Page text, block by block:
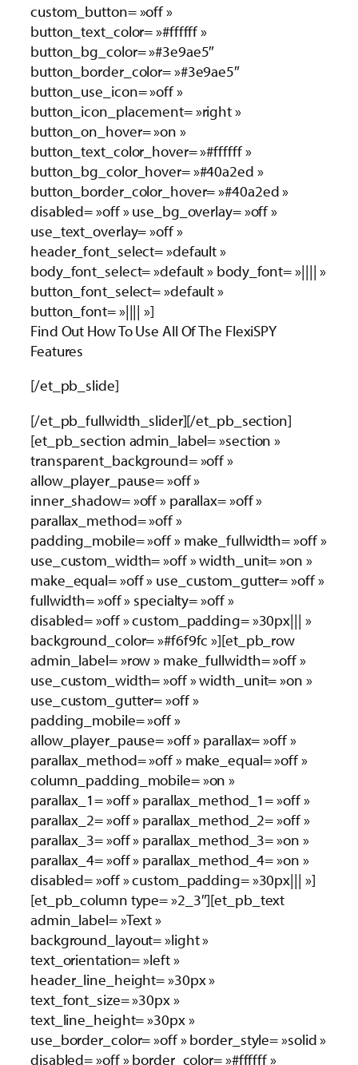
custom_button= »off »
button_text_color= »#ffffff »
button_bg_color= »#3e9ae5″
button_border_color= »#3e9ae5″
button_use_icon= »off »
button_icon_placement= »right »
button_on_hover= »on »
button_text_color_hover= »#ffffff »
button_bg_color_hover= »#40a2ed »
button_border_color_hover= »#40a2ed »
disabled= »off » use_bg_overlay= »off »
use_text_overlay= »off »
header_font_select= »default »
body_font_select= »default » body_font= »|||| »
button_font_select= »default »
button_font= »|||| »]
Find Out How To Use All Of The FlexiSPY
Features
[/et_pb_slide]
[/et_pb_fullwidth_slider][/et_pb_section]
[et_pb_section admin_label= »section »
transparent_background= »off »
allow_player_pause= »off »
inner_shadow= »off » parallax= »off »
parallax_method= »off »
padding_mobile= »off » make_fullwidth= »off »
use_custom_width= »off » width_unit= »on »
make_equal= »off » use_custom_gutter= »off »
fullwidth= »off » specialty= »off »
disabled= »off » custom_padding= »30px||| »
background_color= »#f6f9fc »][et_pb_row
admin_label= »row » make_fullwidth= »off »
use_custom_width= »off » width_unit= »on »
use_custom_gutter= »off »
padding_mobile= »off »
allow_player_pause= »off » parallax= »off »
parallax_method= »off » make_equal= »off »
column_padding_mobile= »on »
parallax_1= »off » parallax_method_1= »off »
parallax_2= »off » parallax_method_2= »off »
parallax_3= »off » parallax_method_3= »on »
parallax_4= »off » parallax_method_4= »on »
disabled= »off » custom_padding= »30px||| »]
[et_pb_column type= »2_3″][et_pb_text
admin_label= »Text »
background_layout= »light »
text_orientation= »left »
header_line_height= »30px »
text_font_size= »30px »
text_line_height= »30px »
use_border_color= »off » border_style= »solid »
disabled= »off » border_color= »#ffffff »